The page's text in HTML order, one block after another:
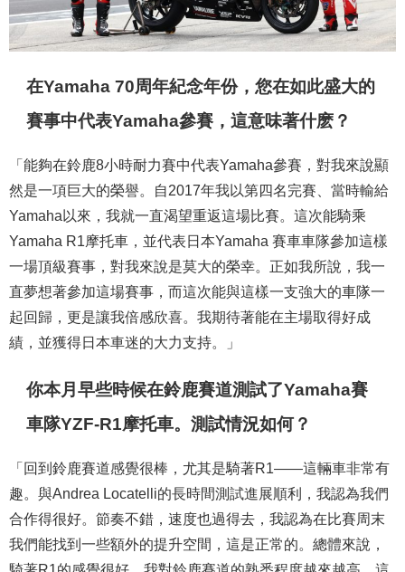
在Yamaha 70周年紀念年份，您在如此盛大的
賽事中代表Yamaha參賽，這意味著什麽？
「能夠在鈴鹿8小時耐力賽中代表Yamaha參賽，對我來說顯
然是一項巨大的榮譽。自2017年我以第四名完賽、當時輸給
Yamaha以來，我就一直渴望重返這場比賽。這次能騎乘
Yamaha R1摩托車，並代表日本Yamaha 賽車車隊參加這樣
一場頂級賽事，對我來說是莫大的榮幸。正如我所說，我一
直夢想著參加這場賽事，而這次能與這樣一支強大的車隊一
起回歸，更是讓我倍感欣喜。我期待著能在主場取得好成
績，並獲得日本車迷的大力支持。」
你本月早些時候在鈴鹿賽道測試了Yamaha賽
車隊YZF-R1摩托車。測試情況如何？
「回到鈴鹿賽道感覺很棒，尤其是騎著R1——這輛車非常有
趣。與Andrea Locatelli的長時間測試進展順利，我認為我們
合作得很好。節奏不錯，速度也過得去，我認為在比賽周末
我們能找到一些額外的提升空間，這是正常的。總體來說，